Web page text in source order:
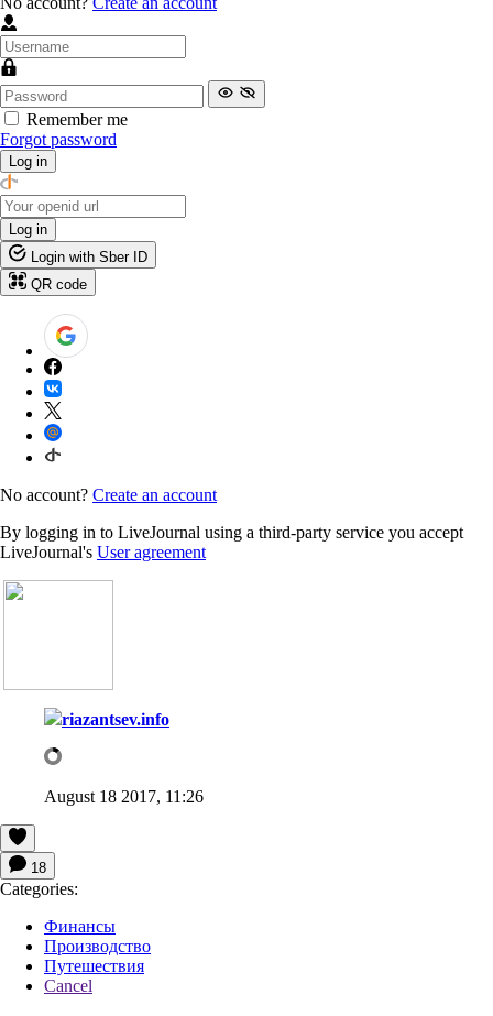
Remember me
Forgot password
Log in
Log in
Login with Sber ID
QR code
No account? Create an account
By logging in to LiveJournal using a third-party service you accept
LiveJournal's User agreement
riazantsev.info
August 18 2017, 11:26
18
Categories:
Финансы
Производство
Путешествия
Cancel